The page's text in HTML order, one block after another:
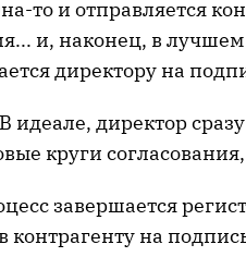
то и отправляется
и, наконец, в
директору на
идеале, директор
круги
завершается
контрагенту на